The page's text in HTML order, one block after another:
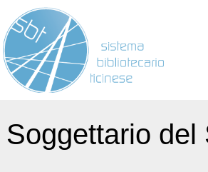
Soggettario